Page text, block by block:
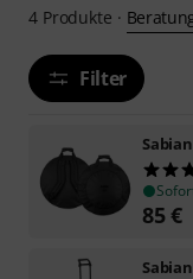
4 Produkte ·
Filter
Sabian
85€
Sabian